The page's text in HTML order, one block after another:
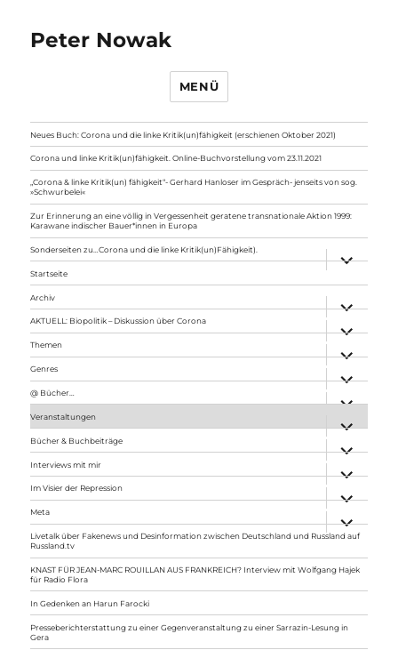
Peter Nowak
MENÜ
Neues Buch: Corona und die linke Kritik(un)fähigkeit (erschienen Oktober 2021)
Corona und linke Kritik(un)fähigkeit. Online-Buchvorstellung vom 23.11.2021
„Corona & linke Kritik(un) fähigkeit“- Gerhard Hanloser im Gespräch- jenseits von sog.
»Schwurbelei«
Zur Erinnerung an eine völlig in Vergessenheit geratene transnationale Aktion 1999:
Karawane indischer Bauer*innen in Europa
Sonderseiten zu…Corona und die linke Kritik(un)Fähigkeit).
anzeigen
Startseite
Archiv
anzeigen
AKTUELL: Biopolitik – Diskussion über Corona
anzeigen
Themen
anzeigen
Genres
anzeigen
@ Bücher…
Veranstaltungen
anzeigen
Bücher & Buchbeiträge
anzeigen
Interviews mit mir
anzeigen
Im Visier der Repression
anzeigen
Meta
anzeigen
Livetalk über Fakenews und Desinformation zwischen Deutschland und Russland auf
Russland.tv
KNAST FÜR JEAN-MARC ROUILLAN AUS FRANKREICH? Interview mit Wolfgang Hajek
für Radio Flora
In Gedenken an Harun Farocki
Presseberichterstattung zu einer Gegenveranstaltung zu einer Sarrazin-Lesung in
Gera